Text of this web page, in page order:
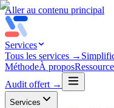
Aller au contenu principal
Services
Tous les services →
MéthodeÀ propos
Audit offert →
Services